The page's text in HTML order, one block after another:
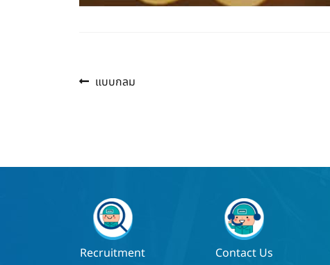
แนะแนว
Previous
แบบกลม
Recruitment Contact Us